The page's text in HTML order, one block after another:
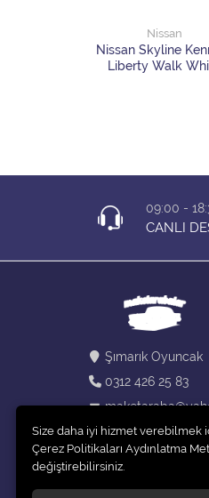
Nissan
Nissan Skyline
Liberty Walk
09:00 -
CANLI
Şımarık Oyuncak
0312 426 25 83
Size daha iyi hizmet verebilmek
Çerez Politikaları Aydınlatma
değiştirebilirsiniz.